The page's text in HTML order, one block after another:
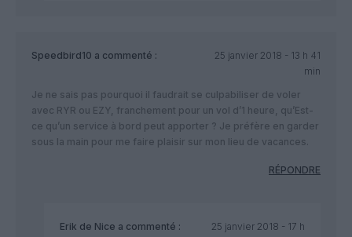
Speedbird10 a commenté :
25 janvier 2018 - 13 h 41
min
Je ne sais pas pourquoi il faudrait se culpabiliser de voler
avec RYR ou EZY, franchement pour un vol d’1 heure, qu’Est-
ce qu’un service à bord peut apporter ? Je préfère en garder
sous la main pour me faire plaisir sur mon lieu de vacances.
RÉPONDRE
Erik de Nice a commenté :
25 janvier 2018 - 17 h